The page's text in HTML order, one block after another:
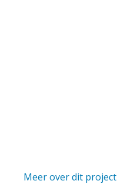
Meer over dit project